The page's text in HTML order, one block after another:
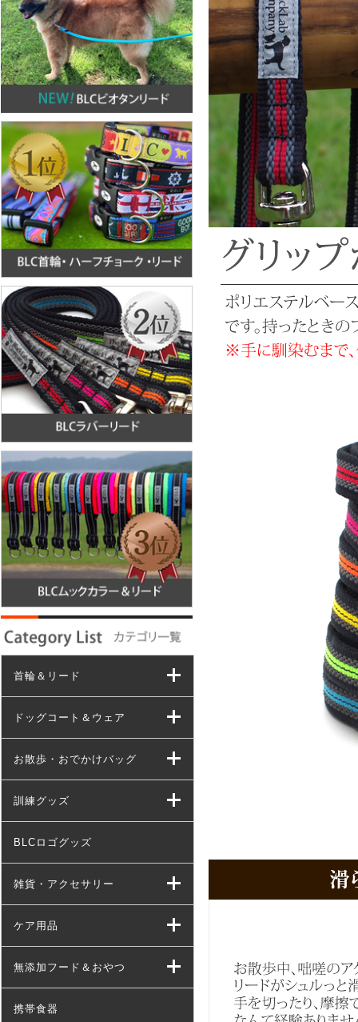
首輪＆リード
ドッグコート＆ウェア
お散歩・おでかけバッグ
訓練グッズ
BLCロゴグッズ
雑貨・アクセサリー
ケア用品
無添加フード＆おやつ
携帯食器